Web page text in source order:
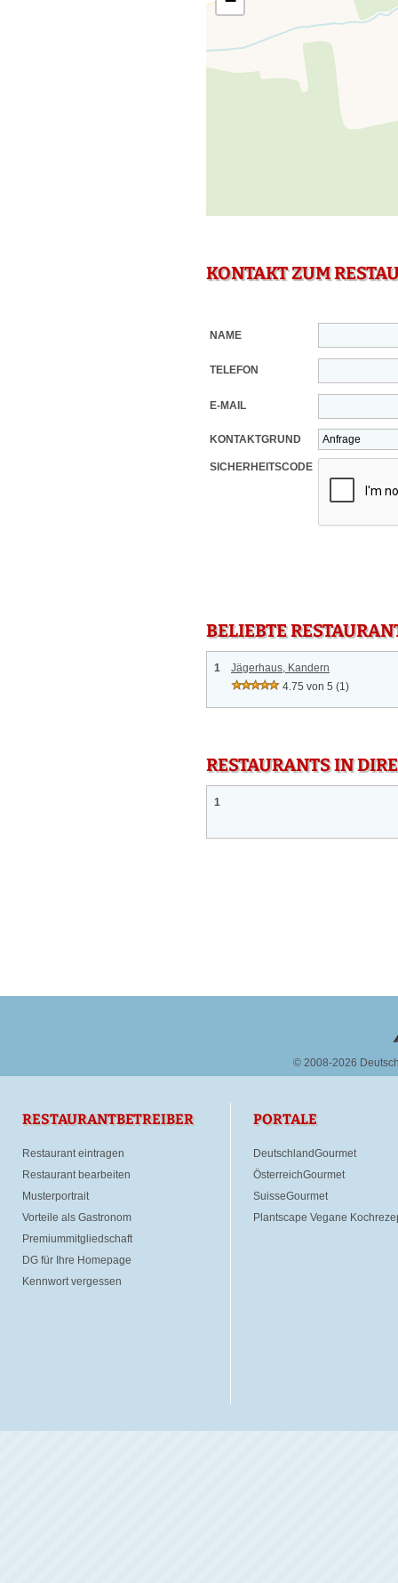
KONTAKT ZUM
NAME
TELEFON
E-MAIL
KONTAKTGRUND
SICHERHEITSCODE
BELIEBTE
1
Jägerhaus, Kandern
4.75 von 5 (1)
RESTAURANTS IN
1
© 2008-2026
RESTAURANTBETREIBER
Restaurant eintragen
Restaurant bearbeiten
Musterportrait
Vorteile als Gastronom
Premiummitgliedschaft
DG für Ihre Homepage
Kennwort vergessen
PORTALE
DeutschlandGourmet
ÖsterreichGourmet
SuisseGourmet
Plantscape Vegane